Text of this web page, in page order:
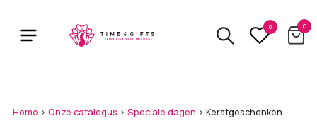
main
0 0
Home > Onze catalogus > Speciale dagen > Kerstgeschenken